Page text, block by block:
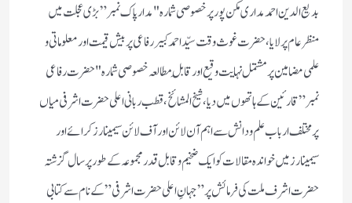
بدیع الدین احمد مداری مکن پور پر خصوصی شمارہ "مدار پاک نمبر” بڑی عجلت میں
منظر عام پر لایا، حضرت غوث وقت سیّد احمد کبیر رفاعی پر بیش قیمت اور معلوماتی و
علمی مضامین پر مشتمل نہایت وقیع اور قابلِ مطالعہ خصوصی شمارہ "حضرت رفاعی
نمبر” قارئین کے ہاتھوں میں دیا، شیخ المشائخ، قطب ربانی اعلی حضرت اشرفی میاں
پر مختلف ارباب علم و دانش سے اہم آن لائن اور آف لائن سیمینارز کرائے اور
سیمینارز میں خواندہ مقالات کو ایک ضخیم و قابل قدر مجموعہ کے طور پر سال گزشتہ
حضرت اشرف ملت کی فرمائش پر” جہانِ اعلی حضرت اشرفی” کے نام سے کتابی